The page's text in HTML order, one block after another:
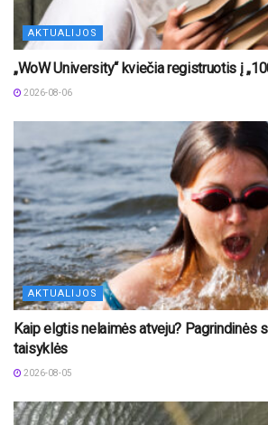
AKTUALIJOS
„WoW University“ kviečia registruotis į
2026-08-06
AKTUALIJOS
Kaip elgtis nelaimės atveju? Pagrindinės
taisyklės
2026-08-05